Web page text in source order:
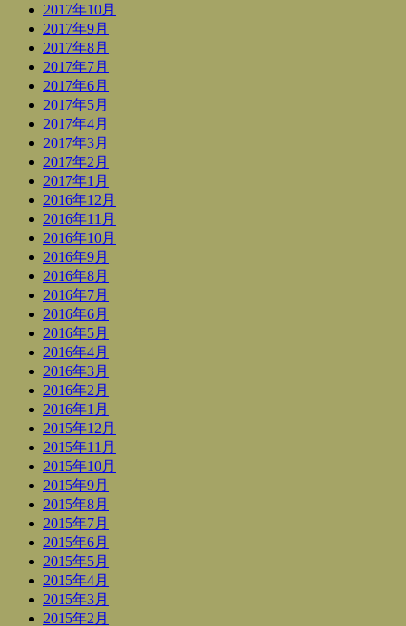
2017年10月
2017年9月
2017年8月
2017年7月
2017年6月
2017年5月
2017年4月
2017年3月
2017年2月
2017年1月
2016年12月
2016年11月
2016年10月
2016年9月
2016年8月
2016年7月
2016年6月
2016年5月
2016年4月
2016年3月
2016年2月
2016年1月
2015年12月
2015年11月
2015年10月
2015年9月
2015年8月
2015年7月
2015年6月
2015年5月
2015年4月
2015年3月
2015年2月